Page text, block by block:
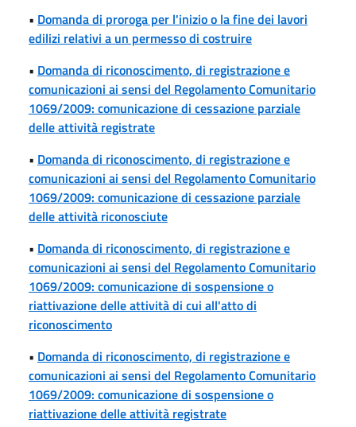
• Domanda di proroga per l'inizio o la fine dei lavori
edilizi relativi a un permesso di costruire
• Domanda di riconoscimento, di registrazione e
comunicazioni ai sensi del Regolamento Comunitario
1069/2009: comunicazione di cessazione parziale
delle attività registrate
• Domanda di riconoscimento, di registrazione e
comunicazioni ai sensi del Regolamento Comunitario
1069/2009: comunicazione di cessazione parziale
delle attività riconosciute
• Domanda di riconoscimento, di registrazione e
comunicazioni ai sensi del Regolamento Comunitario
1069/2009: comunicazione di sospensione o
riattivazione delle attività di cui all'atto di
riconoscimento
• Domanda di riconoscimento, di registrazione e
comunicazioni ai sensi del Regolamento Comunitario
1069/2009: comunicazione di sospensione o
riattivazione delle attività registrate